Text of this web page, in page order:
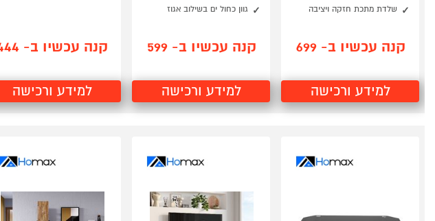
שלדת מתכת חזקה ויציבה
קנה עכשיו ב- 699
למידע ורכישה
גוון כחול ים בשילוב אגוז
קנה עכשיו ב- 599
למידע ורכישה
קנה עכשיו ב- 444
למידע ורכישה